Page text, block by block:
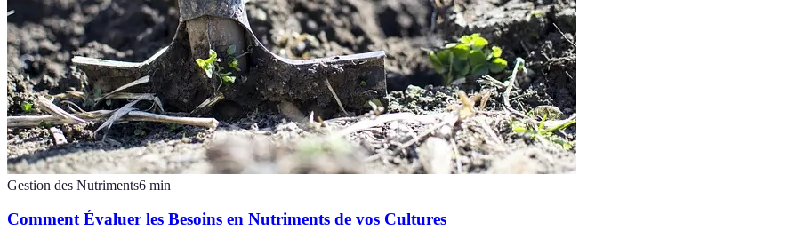
Gestion des Nutriments6 min
Comment Évaluer les Besoins en Nutriments de vos Cultures